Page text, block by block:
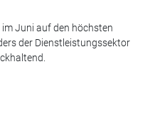
Juni auf den höchsten
der Dienstleistungssektor